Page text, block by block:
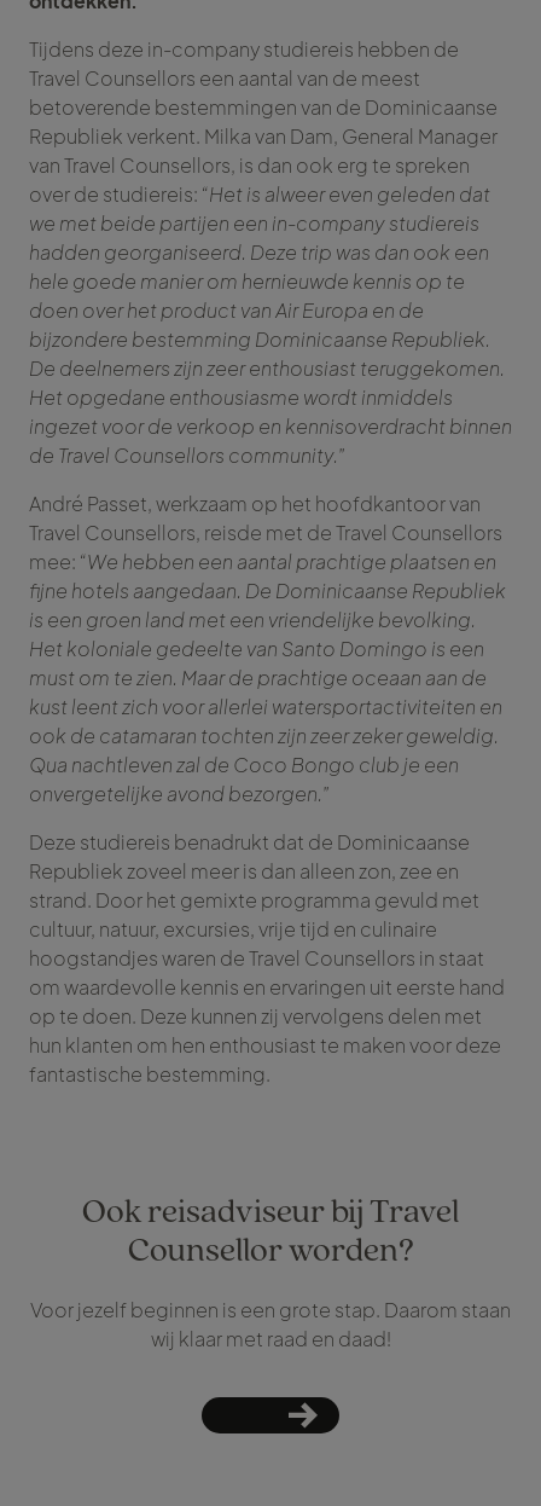
Tijdens deze in-company studiereis hebben de
Travel Counsellors een aantal van de meest
betoverende bestemmingen van de Dominicaanse
Republiek verkent. Milka van Dam, General Manager
van Travel Counsellors, is dan ook erg te spreken
over de studiereis: “Het is alweer even geleden dat
we met beide partijen een in-company studiereis
hadden georganiseerd. Deze trip was dan ook een
hele goede manier om hernieuwde kennis op te
doen over het product van Air Europa en de
bijzondere bestemming Dominicaanse Republiek.
De deelnemers zijn zeer enthousiast teruggekomen.
Het opgedane enthousiasme wordt inmiddels
ingezet voor de verkoop en kennisoverdracht binnen
de Travel Counsellors community.”
André Passet, werkzaam op het hoofdkantoor van
Travel Counsellors, reisde met de Travel Counsellors
mee: “We hebben een aantal prachtige plaatsen en
fijne hotels aangedaan. De Dominicaanse Republiek
is een groen land met een vriendelijke bevolking.
Het koloniale gedeelte van Santo Domingo is een
must om te zien. Maar de prachtige oceaan aan de
kust leent zich voor allerlei watersportactiviteiten en
ook de catamaran tochten zijn zeer zeker geweldig.
Qua nachtleven zal de Coco Bongo club je een
onvergetelijke avond bezorgen.”
Deze studiereis benadrukt dat de Dominicaanse
Republiek zoveel meer is dan alleen zon, zee en
strand. Door het gemixte programma gevuld met
cultuur, natuur, excursies, vrije tijd en culinaire
hoogstandjes waren de Travel Counsellors in staat
om waardevolle kennis en ervaringen uit eerste hand
op te doen. Deze kunnen zij vervolgens delen met
hun klanten om hen enthousiast te maken voor deze
fantastische bestemming.
Ook reisadviseur bij Travel
Counsellor worden?
Voor jezelf beginnen is een grote stap. Daarom staan
wij klaar met raad en daad!